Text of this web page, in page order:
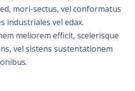
mori-sectus, vel conformatus
industriales vel edax.
meliorem efficit, scelerisque
vel sistens sustentationem